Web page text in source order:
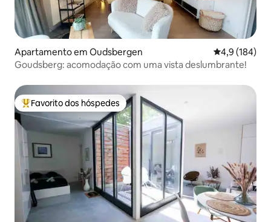
Apartamento em Oudsbergen Classificação
4,9 (184)
Goudsberg: acomodação com uma vista deslumbrante!
Favoritos dos hóspedes mais apreciados
Favorito dos hóspedes